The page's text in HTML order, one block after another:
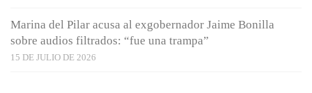
Marina del Pilar acusa al exgobernador Jaime Bonilla
sobre audios filtrados: “fue una trampa”
15 DE JULIO DE 2026